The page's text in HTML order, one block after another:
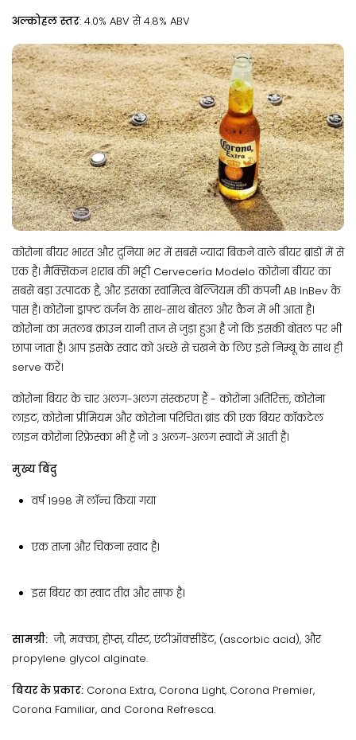
अल्कोहल स्तर: 4.0% ABV से 4.8% ABV
कोरोना बीयर भारत और दुनिया भर में सबसे ज्यादा बिकने वाले बीयर ब्रांडों में से
एक है। मैक्सिकन शराब की भठ्ठी Cervecería Modelo कोरोना बीयर का
सबसे बड़ा उत्पादक है, और इसका स्वामित्व बेल्जियम की कंपनी AB InBev के
पास है। कोरोना ड्राफ्ट वर्जन के साथ-साथ बोतल और कैन में भी आता है।
कोरोना का मतलब क्राउन यानी ताज से जुड़ा हुआ है जो कि इसकी बोतल पर भी
छापा जाता है। आप इसके स्वाद को अच्छे से चखने के लिए इसे निम्बू के साथ ही
serve करें।
कोरोना बियर के चार अलग-अलग संस्करण हैं - कोरोना अतिरिक्त, कोरोना
लाइट, कोरोना प्रीमियम और कोरोना परिचित। ब्रांड की एक बियर कॉकटेल
लाइन कोरोना रिफ्रेस्का भी है जो 3 अलग-अलग स्वादों में आती है।
मुख्य बिंदु
वर्ष 1998 में लॉन्च किया गया
एक ताज़ा और चिकना स्वाद है।
इस बियर का स्वाद तीव्र और साफ है।
सामग्री: जौ, मक्का, होप्स, यीस्ट, एंटीऑक्सीडेंट, (ascorbic acid), और
propylene glycol alginate.
बियर के प्रकार: Corona Extra, Corona Light, Corona Premier,
Corona Familiar, and Corona Refresca.